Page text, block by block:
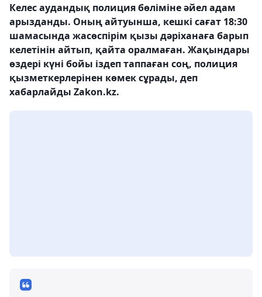
Келес аудандық полиция бөліміне әйел адам
арызданды. Оның айтуынша, кешкі сағат 18:30
шамасында жасөспірім қызы дәріханаға барып
келетінін айтып, қайта оралмаған. Жақындары
өздері күні бойы іздеп таппаған соң, полиция
қызметкерлерінен көмек сұрады, деп
хабарлайды Zakon.kz.